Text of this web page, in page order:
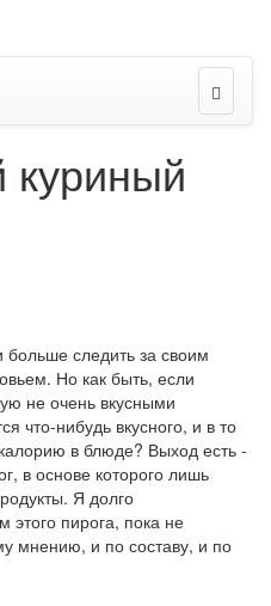
куриный
следить за своим
Но как быть, если
не очень вкусными
что-нибудь вкусного, и в то
в блюде? Выход есть -
в основе которого лишь
Я долго
этого пирога, пока не
мнению, и по составу, и по